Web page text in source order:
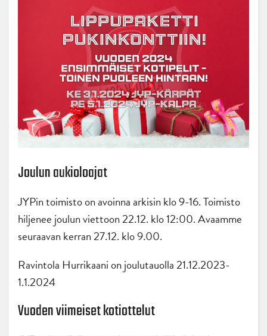
Joulun aukioloajat
JYPin toimisto on avoinna arkisin klo 9-16. Toimisto
hiljenee joulun viettoon 22.12. klo 12:00. Avaamme
seuraavan kerran 27.12. klo 9.00.
Ravintola Hurrikaani on joulutauolla 21.12.2023-
1.1.2024
Vuoden viimeiset kotiottelut